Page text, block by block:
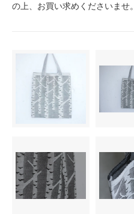
の上、お買い求めくださいませ。